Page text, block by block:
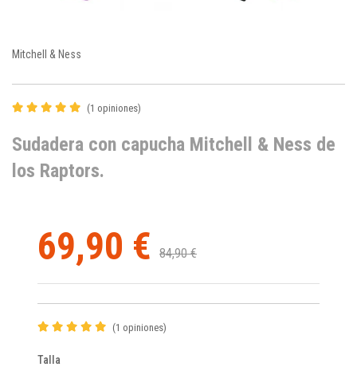
Mitchell & Ness
(1 opiniones)
Sudadera con capucha Mitchell & Ness de
los Raptors.
69,90 € 84,90 €
(1 opiniones)
Talla